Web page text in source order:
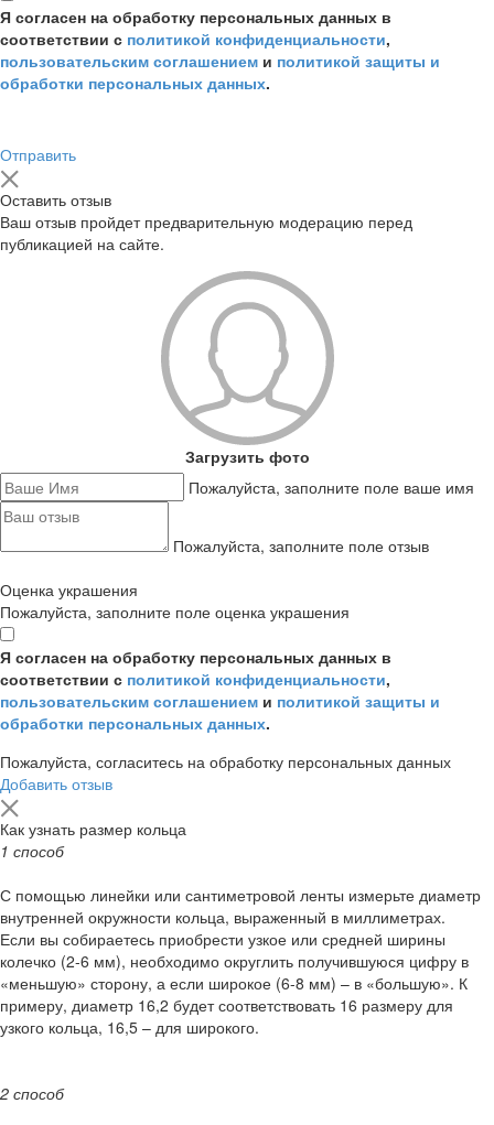
Я согласен на обработку персональных данных в
соответствии с политикой конфиденциальности,
пользовательским соглашением и политикой защиты и
обработки персональных данных.
Отправить
Оставить отзыв
Ваш отзыв пройдет предварительную модерацию перед
публикацией на сайте.
Загрузить фото
Пожалуйста, заполните поле ваше имя
Пожалуйста, заполните поле отзыв
Оценка украшения
Пожалуйста, заполните поле оценка украшения
Я согласен на обработку персональных данных в
соответствии с политикой конфиденциальности,
пользовательским соглашением и политикой защиты и
обработки персональных данных.
Пожалуйста, согласитесь на обработку персональных данных
Добавить отзыв
Как узнать размер кольца
1 способ
С помощью линейки или сантиметровой ленты измерьте диаметр
внутренней окружности кольца, выраженный в миллиметрах.
Если вы собираетесь приобрести узкое или средней ширины
колечко (2-6 мм), необходимо округлить получившуюся цифру в
«меньшую» сторону, а если широкое (6-8 мм) – в «большую». К
примеру, диаметр 16,2 будет соответствовать 16 размеру для
узкого кольца, 16,5 – для широкого.
2 способ